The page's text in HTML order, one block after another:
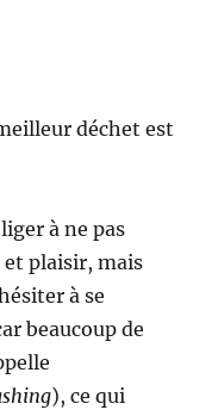
déchet est
à ne pas
et plaisir, mais
à se
beaucoup de
), ce qui